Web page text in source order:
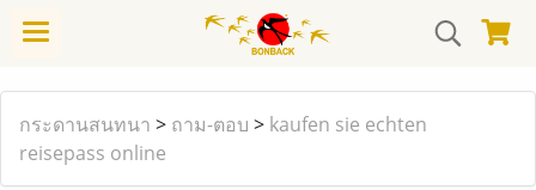
กระดานสนทนา > ถาม-ตอบ > kaufen sie echten
reisepass online